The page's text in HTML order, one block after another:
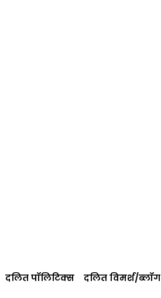
दलित पॉलिटिक्‍स दलित विमर्श/ब्‍लॉग